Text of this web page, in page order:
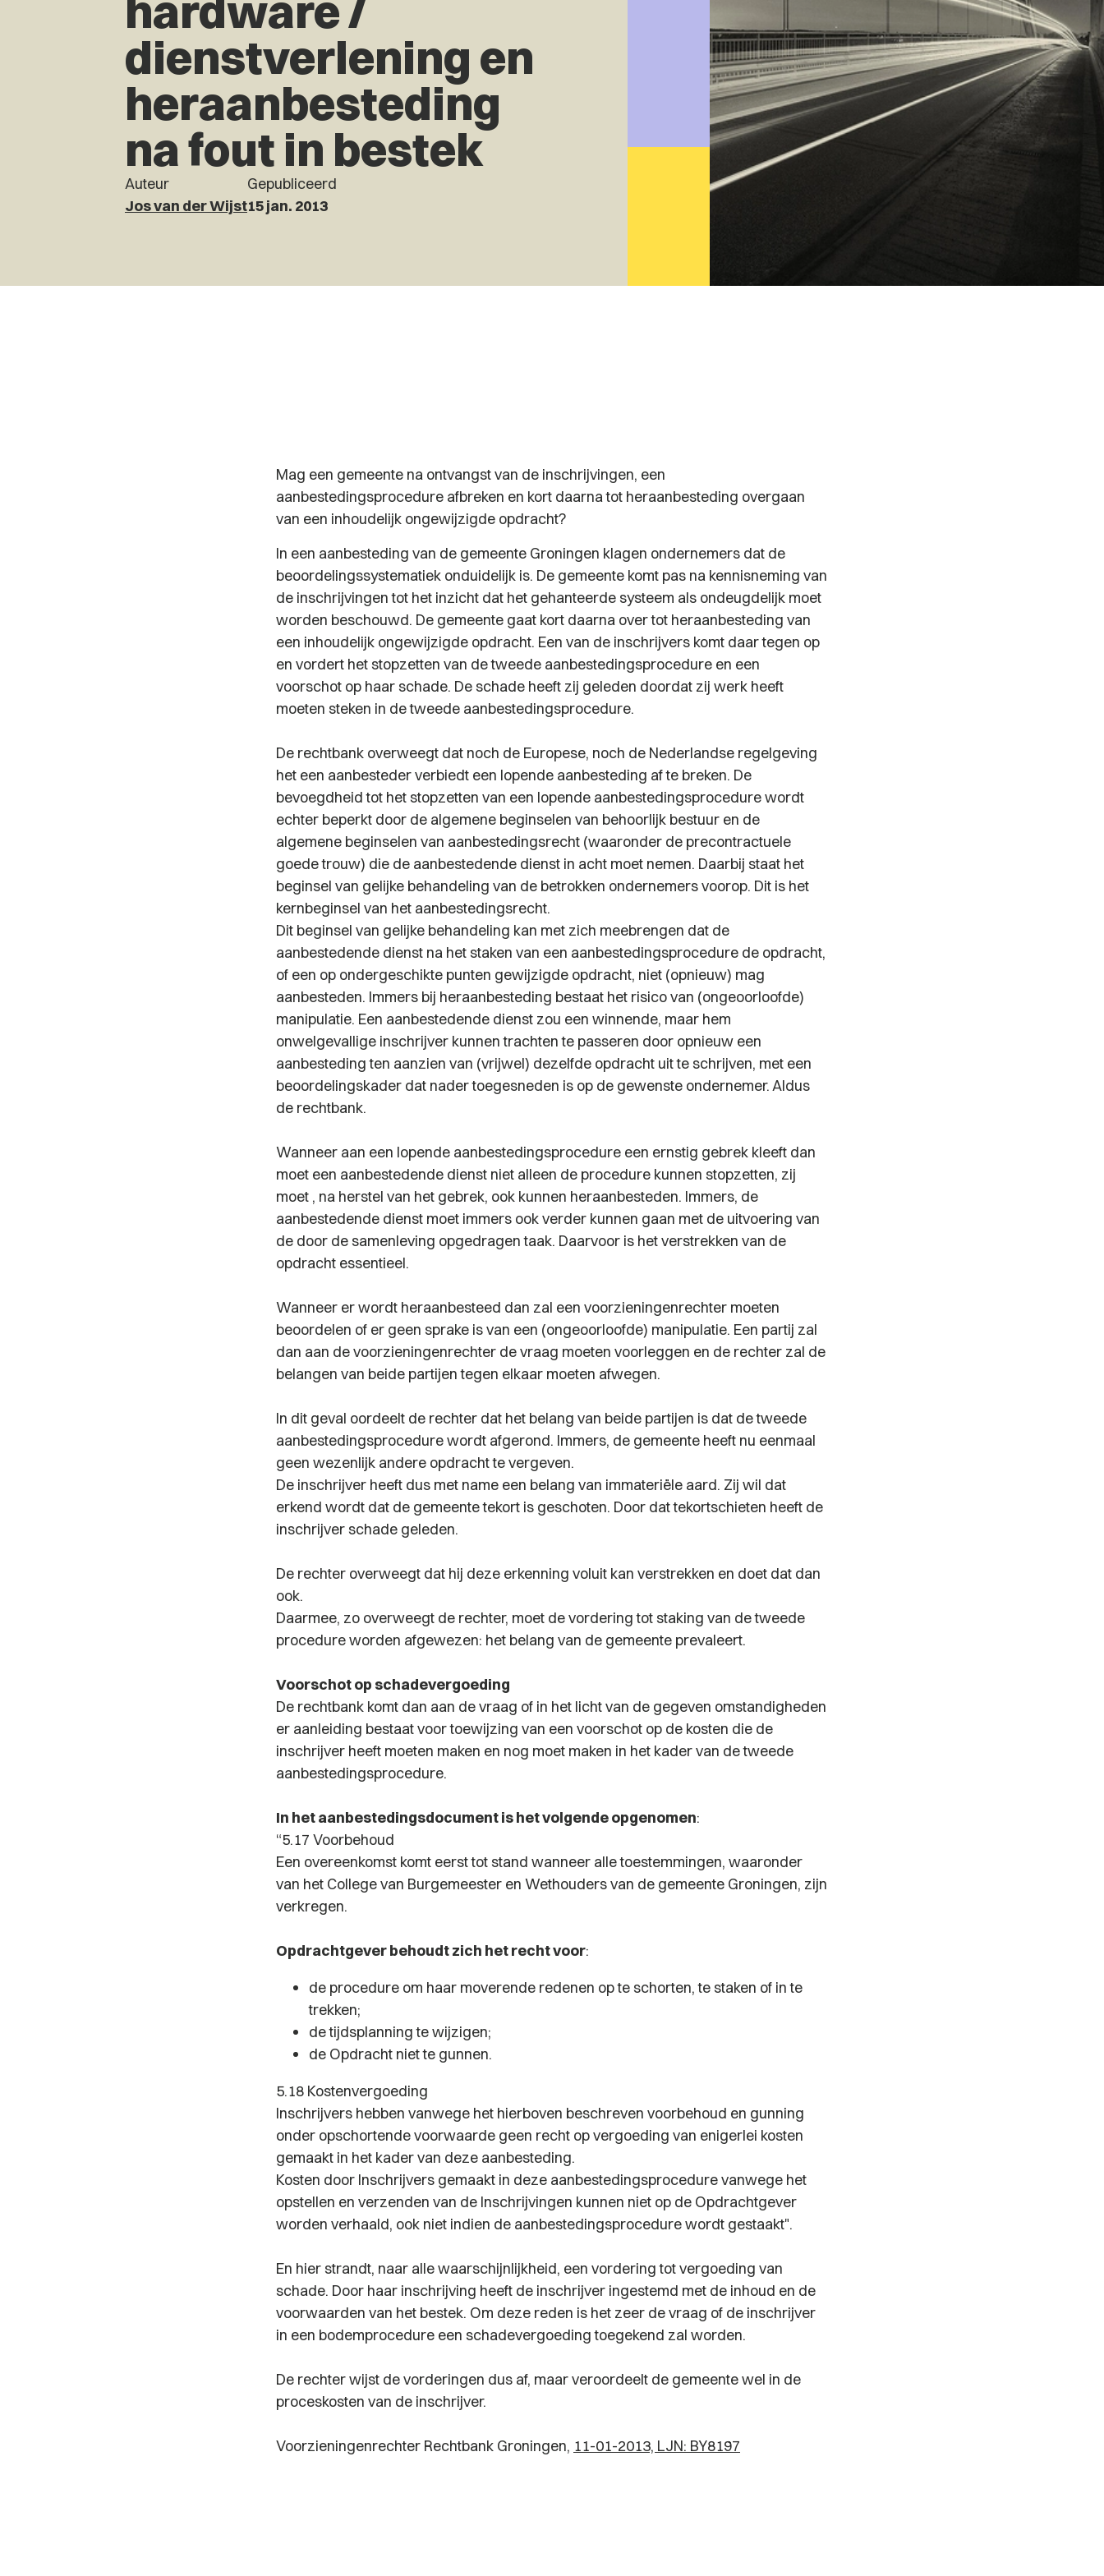
dienstverlening en
heraanbesteding
na fout in bestek
Auteur
Jos van der Wijst
Gepubliceerd
15 jan. 2013
Mag een gemeente na ontvangst van de inschrijvingen, een
aanbestedingsprocedure afbreken en kort daarna tot heraanbesteding overgaan
van een inhoudelijk ongewijzigde opdracht?
In een aanbesteding van de gemeente Groningen klagen ondernemers dat de
beoordelingssystematiek onduidelijk is. De gemeente komt pas na kennisneming van
de inschrijvingen tot het inzicht dat het gehanteerde systeem als ondeugdelijk moet
worden beschouwd. De gemeente gaat kort daarna over tot heraanbesteding van
een inhoudelijk ongewijzigde opdracht. Een van de inschrijvers komt daar tegen op
en vordert het stopzetten van de tweede aanbestedingsprocedure en een
voorschot op haar schade. De schade heeft zij geleden doordat zij werk heeft
moeten steken in de tweede aanbestedingsprocedure.
De rechtbank overweegt dat noch de Europese, noch de Nederlandse regelgeving
het een aanbesteder verbiedt een lopende aanbesteding af te breken. De
bevoegdheid tot het stopzetten van een lopende aanbestedingsprocedure wordt
echter beperkt door de algemene beginselen van behoorlijk bestuur en de
algemene beginselen van aanbestedingsrecht (waaronder de precontractuele
goede trouw) die de aanbestedende dienst in acht moet nemen. Daarbij staat het
beginsel van gelijke behandeling van de betrokken ondernemers voorop. Dit is het
kernbeginsel van het aanbestedingsrecht.
Dit beginsel van gelijke behandeling kan met zich meebrengen dat de
aanbestedende dienst na het staken van een aanbestedingsprocedure de opdracht,
of een op ondergeschikte punten gewijzigde opdracht, niet (opnieuw) mag
aanbesteden. Immers bij heraanbesteding bestaat het risico van (ongeoorloofde)
manipulatie. Een aanbestedende dienst zou een winnende, maar hem
onwelgevallige inschrijver kunnen trachten te passeren door opnieuw een
aanbesteding ten aanzien van (vrijwel) dezelfde opdracht uit te schrijven, met een
beoordelingskader dat nader toegesneden is op de gewenste ondernemer. Aldus
de rechtbank.
Wanneer aan een lopende aanbestedingsprocedure een ernstig gebrek kleeft dan
moet een aanbestedende dienst niet alleen de procedure kunnen stopzetten, zij
moet , na herstel van het gebrek, ook kunnen heraanbesteden. Immers, de
aanbestedende dienst moet immers ook verder kunnen gaan met de uitvoering van
de door de samenleving opgedragen taak. Daarvoor is het verstrekken van de
opdracht essentieel.
Wanneer er wordt heraanbesteed dan zal een voorzieningenrechter moeten
beoordelen of er geen sprake is van een (ongeoorloofde) manipulatie. Een partij zal
dan aan de voorzieningenrechter de vraag moeten voorleggen en de rechter zal de
belangen van beide partijen tegen elkaar moeten afwegen.
In dit geval oordeelt de rechter dat het belang van beide partijen is dat de tweede
aanbestedingsprocedure wordt afgerond. Immers, de gemeente heeft nu eenmaal
geen wezenlijk andere opdracht te vergeven.
De inschrijver heeft dus met name een belang van immateriële aard. Zij wil dat
erkend wordt dat de gemeente tekort is geschoten. Door dat tekortschieten heeft de
inschrijver schade geleden.
De rechter overweegt dat hij deze erkenning voluit kan verstrekken en doet dat dan
ook.
Daarmee, zo overweegt de rechter, moet de vordering tot staking van de tweede
procedure worden afgewezen: het belang van de gemeente prevaleert.
Voorschot op schadevergoeding
De rechtbank komt dan aan de vraag of in het licht van de gegeven omstandigheden
er aanleiding bestaat voor toewijzing van een voorschot op de kosten die de
inschrijver heeft moeten maken en nog moet maken in het kader van de tweede
aanbestedingsprocedure.
In het aanbestedingsdocument is het volgende opgenomen:
“5.17 Voorbehoud
Een overeenkomst komt eerst tot stand wanneer alle toestemmingen, waaronder
van het College van Burgemeester en Wethouders van de gemeente Groningen, zijn
verkregen.
Opdrachtgever behoudt zich het recht voor:
de procedure om haar moverende redenen op te schorten, te staken of in te
trekken;
de tijdsplanning te wijzigen;
de Opdracht niet te gunnen.
5.18 Kostenvergoeding
Inschrijvers hebben vanwege het hierboven beschreven voorbehoud en gunning
onder opschortende voorwaarde geen recht op vergoeding van enigerlei kosten
gemaakt in het kader van deze aanbesteding.
Kosten door Inschrijvers gemaakt in deze aanbestedingsprocedure vanwege het
opstellen en verzenden van de Inschrijvingen kunnen niet op de Opdrachtgever
worden verhaald, ook niet indien de aanbestedingsprocedure wordt gestaakt".
En hier strandt, naar alle waarschijnlijkheid, een vordering tot vergoeding van
schade. Door haar inschrijving heeft de inschrijver ingestemd met de inhoud en de
voorwaarden van het bestek. Om deze reden is het zeer de vraag of de inschrijver
in een bodemprocedure een schadevergoeding toegekend zal worden.
De rechter wijst de vorderingen dus af, maar veroordeelt de gemeente wel in de
proceskosten van de inschrijver.
Voorzieningenrechter Rechtbank Groningen, 11-01-2013, LJN: BY8197